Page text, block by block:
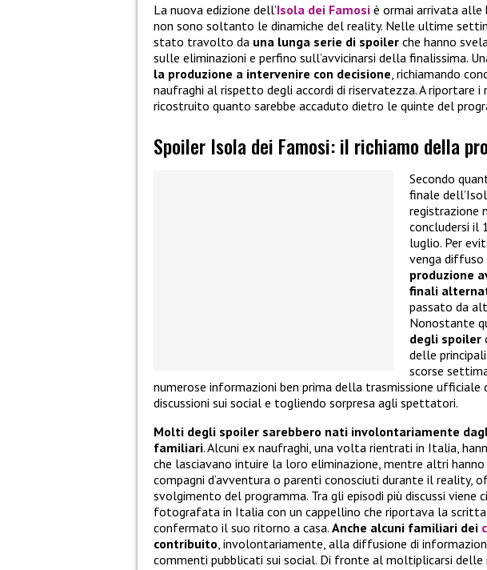
La nuova edizione dell’Isola dei Famosi è ormai arrivata
non sono soltanto le dinamiche del reality. Nelle ultime
stato travolto da una lunga serie di spoiler che hanno
sulle eliminazioni e perfino sull’avvicinarsi della finalissima.
la produzione a intervenire con decisione , richiamando
naufraghi al rispetto degli accordi di riservatezza. A riportare i
ricostruito quanto sarebbe accaduto dietro le quinte del
Spoiler Isola dei Famosi: il richiamo della
Secondo
finale
registrazione
concludersi il
luglio. Per
venga diffuso
produzione
finali
passato da
Nonostante
degli spoiler
delle
scorse
numerose informazioni ben prima della trasmissione
discussioni sui social e togliendo sorpresa agli spettatori.
Molti degli spoiler sarebbero nati involontariamente
familiari. Alcuni ex naufraghi, una volta rientrati in Italia,
che lasciavano intuire la loro eliminazione, mentre altri
compagni d’avventura o parenti conosciuti durante il reality,
svolgimento del programma. Tra gli episodi più discussi viene
fotografata in Italia con un cappellino che riportava la scritta
confermato il suo ritorno a casa. Anche alcuni familiari dei
contribuito , involontariamente, alla diffusione di
commenti pubblicati sui social. Di fronte al moltiplicarsi delle